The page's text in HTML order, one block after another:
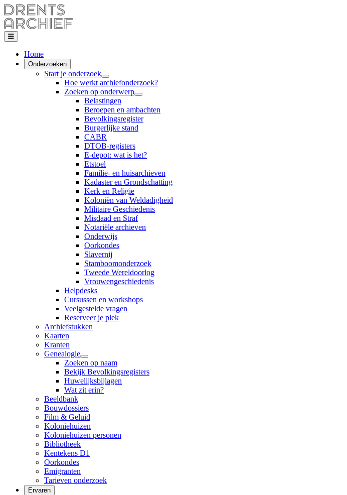
Home
Onderzoeken
Start je onderzoek
Hoe werkt archiefonderzoek?
Zoeken op onderwerp
Belastingen
Beroepen en ambachten
Bevolkingsregister
Burgerlijke stand
CABR
DTOB-registers
E-depot: wat is het?
Etstoel
Familie- en huisarchieven
Kadaster en Grondschatting
Kerk en Religie
Koloniën van Weldadigheid
Militaire Geschiedenis
Misdaad en Straf
Notariële archieven
Onderwijs
Oorkondes
Slavernij
Stamboomonderzoek
Tweede Wereldoorlog
Vrouwengeschiedenis
Helpdesks
Cursussen en workshops
Veelgestelde vragen
Reserveer je plek
Archiefstukken
Kaarten
Kranten
Genealogie
Zoeken op naam
Bekijk Bevolkingsregisters
Huwelijksbijlagen
Wat zit erin?
Beeldbank
Bouwdossiers
Film & Geluid
Koloniehuizen
Koloniehuizen personen
Bibliotheek
Kentekens D1
Oorkondes
Emigranten
Tarieven onderzoek
Ervaren